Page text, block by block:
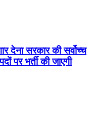
देना सरकार की सर्वोच्च
पर भर्ती की जाएगी